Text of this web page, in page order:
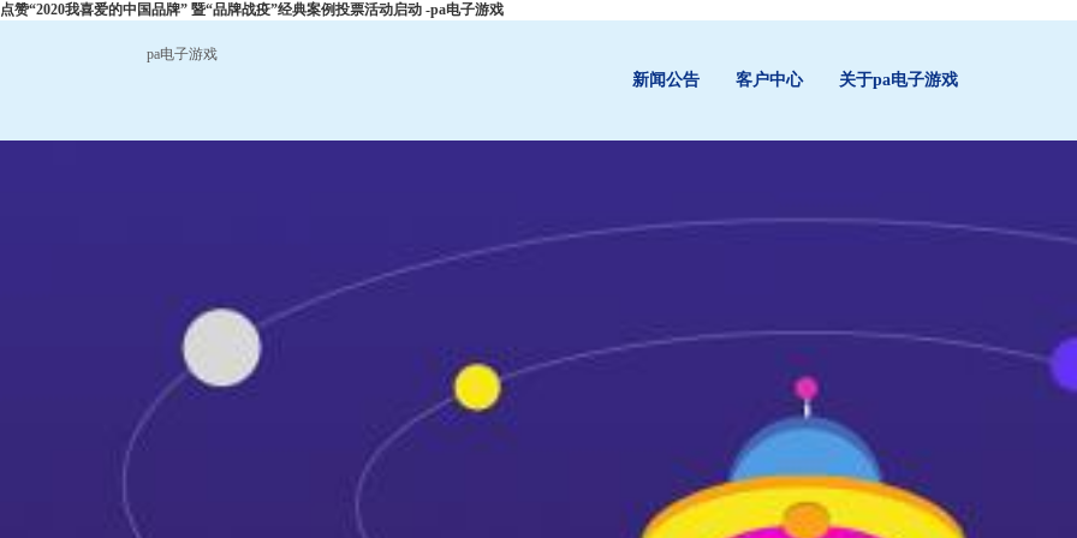
点赞“2020我喜爱的中国品牌” 暨“品牌战疫”经典案例投票活动启动 -pa电子游戏
pa电子游戏
新闻公告 客户中心 关于pa电子游戏